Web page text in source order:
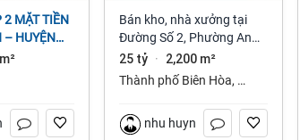
– HUYỆN
NAI
Bán kho, nhà xưởng tại
Đường Số 2, Phường An
Bình, Thành phố Biên Hòa,
Đồng Nai giá 25 tỷ
25 tỷ · 2,200 m²
Thành phố Biên Hòa,
nhu huynh